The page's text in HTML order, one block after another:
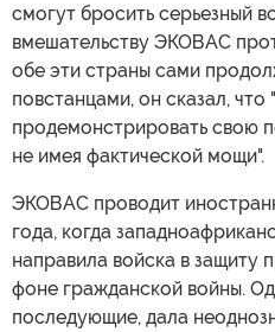
смогут бросить серьезный
вмешательству ЭКОВАС
обе эти страны сами
повстанцами, он сказал, что
продемонстрировать свою
не имея фактической мощи".
ЭКОВАС проводит
года, когда
направила войска в защиту
фоне гражданской войны.
последующие, дала